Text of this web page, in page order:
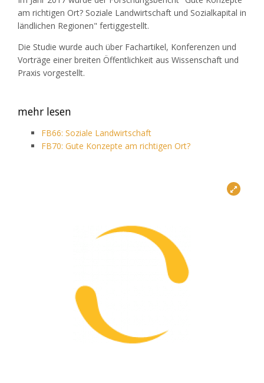
am richtigen Ort? Soziale Landwirtschaft und Sozialkapital in
ländlichen Regionen" fertiggestellt.
Die Studie wurde auch über Fachartikel, Konferenzen und
Vorträge einer breiten Öffentlichkeit aus Wissenschaft und
Praxis vorgestellt.
mehr lesen
FB66: Soziale Landwirtschaft
FB70: Gute Konzepte am richtigen Ort?